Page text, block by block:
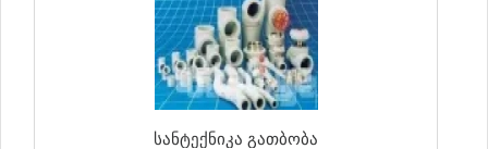
Სანტექნიკა Გათბობა